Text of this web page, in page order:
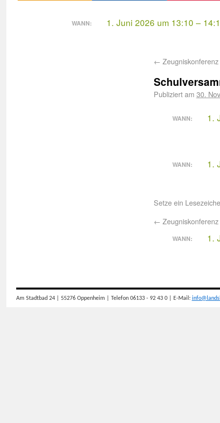
WANN: 1. Juni 2026 um 13:10 –
← Zeugniskonferenz
Publiziert am 30.
WANN: 1.
WANN: 1.
Setze ein
← Zeugniskonferenz
WANN: 1.
Am Stadtbad 24 | 55276 Oppenheim | Telefon 06133 - 92 43 0 | E-Mail: